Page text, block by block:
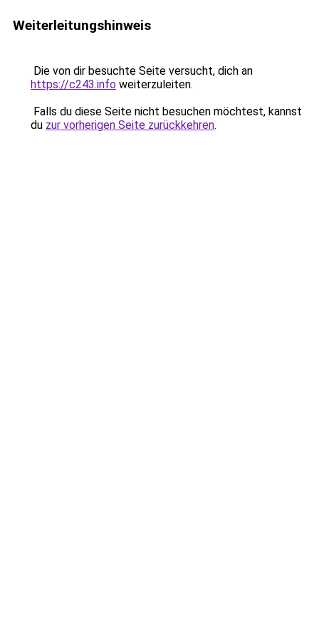
Weiterleitungshinweis
Die von dir besuchte Seite versucht, dich an
https://c243.info weiterzuleiten.
Falls du diese Seite nicht besuchen möchtest, kannst
du zur vorherigen Seite zurückkehren.